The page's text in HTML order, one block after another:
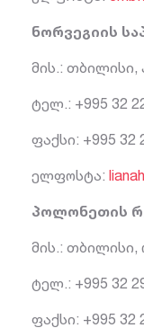
ნორვეგიის
მის.: თბილისი,
ტელ.: +995 32
ფაქსი: +995 32
ელფოსტა:
პოლონეთის
მის.: თბილისი,
ტელ.: +995 32
ფაქსი: +995 32